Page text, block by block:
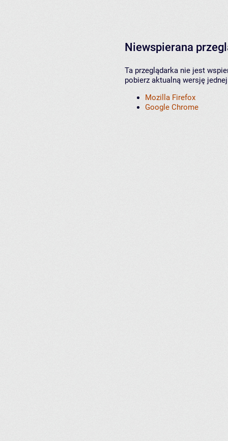
Niewspierana
Ta przeglądarka nie jest
pobierz aktualną wersję
Mozilla Firefox
Google Chrome